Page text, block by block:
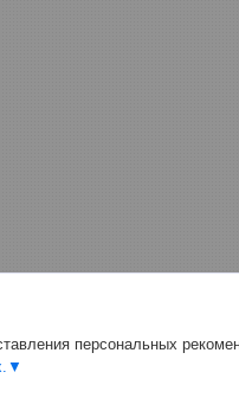
персональных